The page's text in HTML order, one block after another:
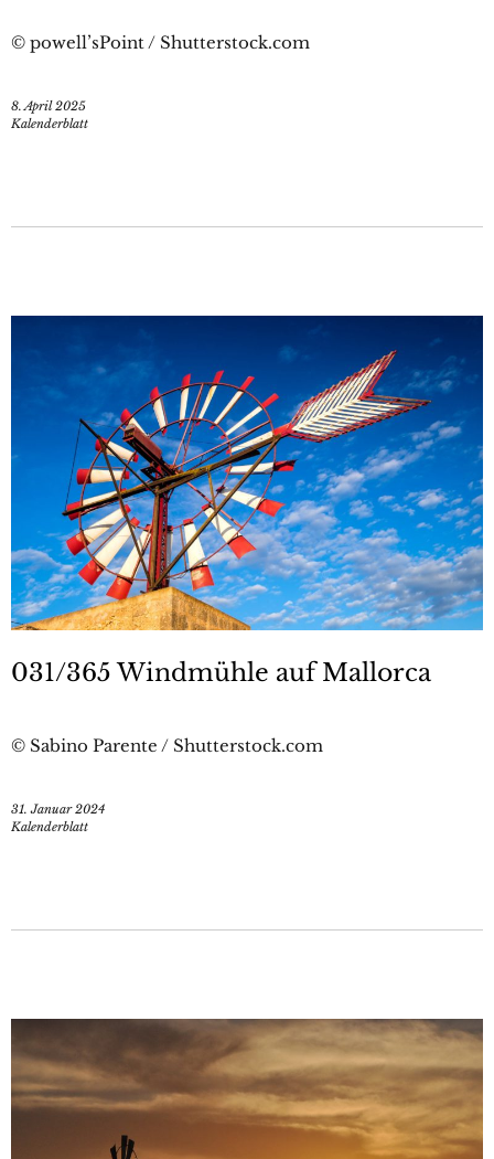
© powell’sPoint / Shutterstock.com
8. April 2025
Kalenderblatt
031/365 Windmühle auf Mallorca
© Sabino Parente / Shutterstock.com
31. Januar 2024
Kalenderblatt